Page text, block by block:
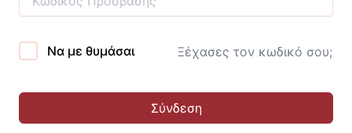
Να με θυμάσαι Ξέχασες τον κωδικό σου;
Σύνδεση